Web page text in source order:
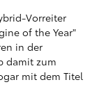
Vorreiter
of the Year"
in der
damit zum
mit dem Titel